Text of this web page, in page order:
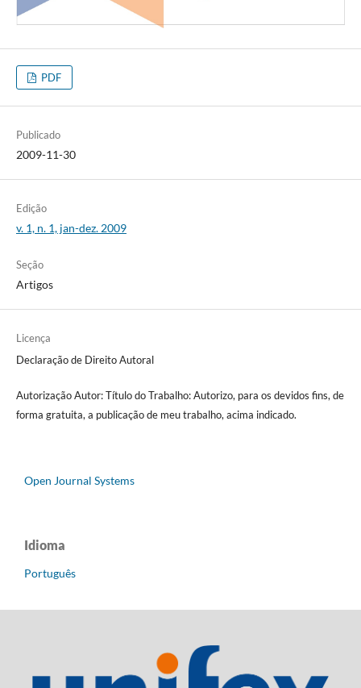
PDF
Publicado
2009-11-30
Edição
v. 1, n. 1, jan-dez. 2009
Seção
Artigos
Licença
Declaração de Direito Autoral
Autorização Autor: Tí­tulo do Trabalho: Autorizo, para os devidos fins, de
forma gratuita, a publicação de meu trabalho, acima indicado.
Open Journal Systems
Idioma
Português